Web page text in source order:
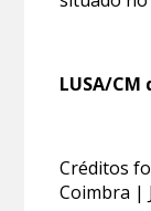
LUSA/CM
Créditos
Coimbra |